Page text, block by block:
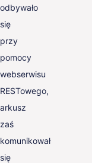
odbywało
się
przy
pomocy
webserwisu
RESTowego,
arkusz
zaś
komunikował
się